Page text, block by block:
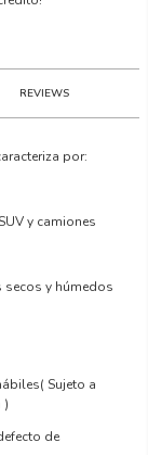
REVIEWS
por:
y camiones
secos y húmedos
( Sujeto a
)
de